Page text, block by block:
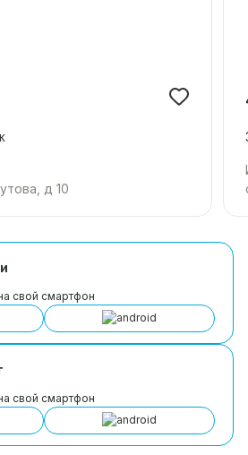
д 10
свой смартфон
свой смартфон